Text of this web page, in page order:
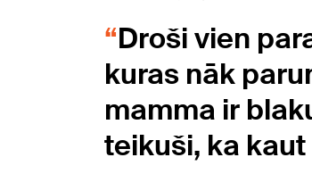
Droši vien
kuras nāk
mamma ir
teikuši, ka